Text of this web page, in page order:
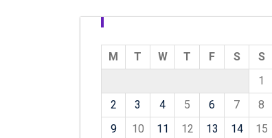
M T W T F S
S
1
2
3 4 5 6 7
8
9
10 11 12 13 14
15